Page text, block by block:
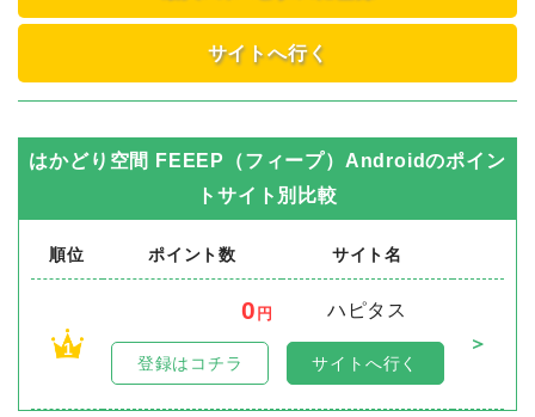
サイトへ行く
はかどり空間 FEEEP（フィープ）Androidのポイン
トサイト別比較
順位 ポイント数 サイト名
1
0 円
ハピタス
＞
登録はコチラ サイトへ行く